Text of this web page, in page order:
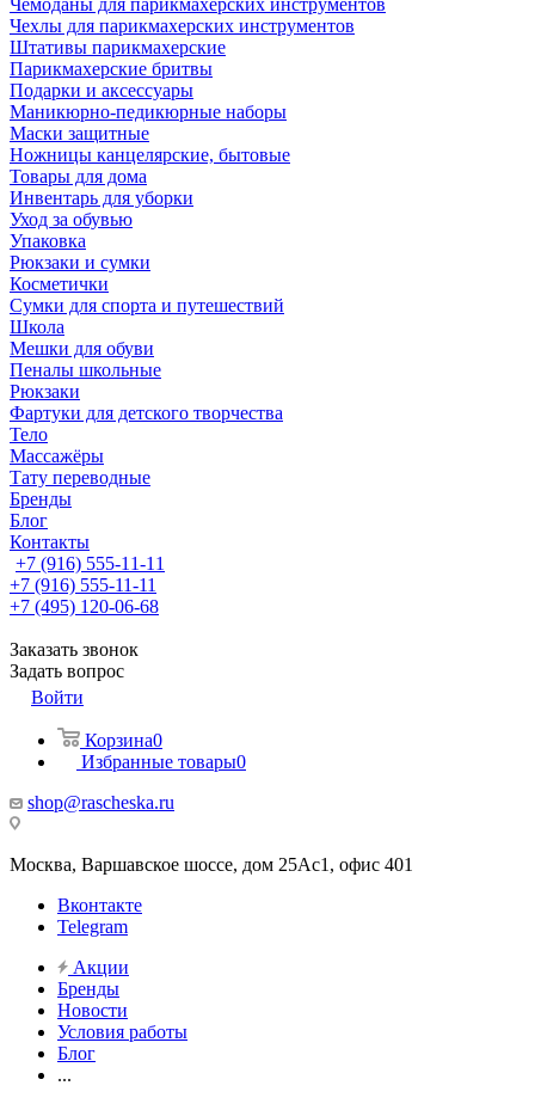
Чемоданы для парикмахерских инструментов
Чехлы для парикмахерских инструментов
Штативы парикмахерские
Парикмахерские бритвы
Подарки и аксессуары
Маникюрно-педикюрные наборы
Маски защитные
Ножницы канцелярские, бытовые
Товары для дома
Инвентарь для уборки
Уход за обувью
Упаковка
Рюкзаки и сумки
Косметички
Сумки для спорта и путешествий
Школа
Мешки для обуви
Пеналы школьные
Рюкзаки
Фартуки для детского творчества
Тело
Массажёры
Тату переводные
Бренды
Блог
Контакты
+7 (916) 555-11-11
+7 (916) 555-11-11
+7 (495) 120-06-68
Заказать звонок
Задать вопрос
Войти
Корзина0
Избранные товары0
shop@rascheska.ru
Москва, Варшавское шоссе, дом 25Аc1, офис 401
Вконтакте
Telegram
Акции
Бренды
Новости
Условия работы
Блог
...